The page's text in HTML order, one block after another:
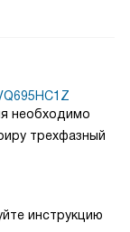
необходимо
трехфазный
инструкцию